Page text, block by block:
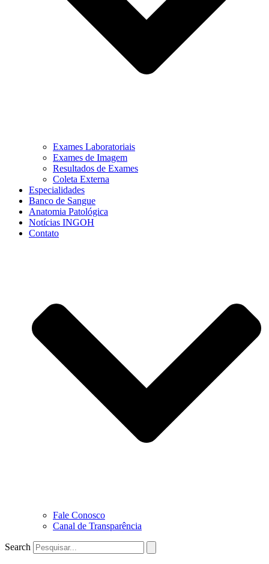
Exames Laboratoriais
Exames de Imagem
Resultados de Exames
Coleta Externa
Especialidades
Banco de Sangue
Anatomia Patológica
Notícias INGOH
Contato
Fale Conosco
Canal de Transparência
Search